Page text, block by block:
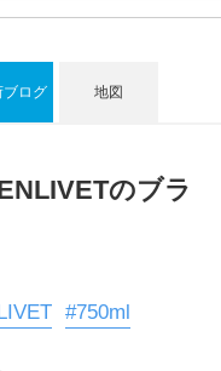
ブログ 地図
のブラ
#750ml